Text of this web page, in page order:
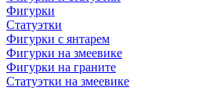
Фигурки
Статуэтки
Фигурки с янтарем
Фигурки на змеевике
Фигурки на граните
Статуэтки на змеевике